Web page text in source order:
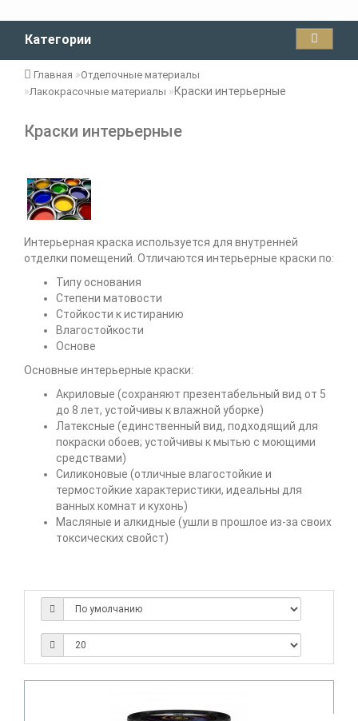
Категории
Главная
Отделочные материалы
Лакокрасочные материалы
Краски интерьерные
Краски интерьерные
Интерьерная краска используется для внутренней
отделки помещений. Отличаются интерьерные краски по:
Типу основания
Степени матовости
Стойкости к истиранию
Влагостойкости
Основе
Основные интерьерные краски:
Акриловые (сохраняют презентабельный вид от 5
до 8 лет, устойчивы к влажной уборке)
Латексные (единственный вид, подходящий для
покраски обоев; устойчивы к мытью с моющими
средствами)
Силиконовые (отличные влагостойкие и
термостойкие характеристики, идеальны для
ванных комнат и кухонь)
Масляные и алкидные (ушли в прошлое из-за своих
токсических свойст)